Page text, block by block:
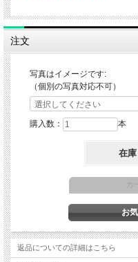
耐寒性 普通
草丈
樹高
7～10m
植え付け 12～3月
注文
写真はイメージです:
（個別の写真対応不可）
購入数： 本
在庫
返品についての詳細はこちら